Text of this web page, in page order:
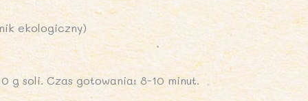
ekologiczny)
g soli. Czas gotowania: 8-10 minut.